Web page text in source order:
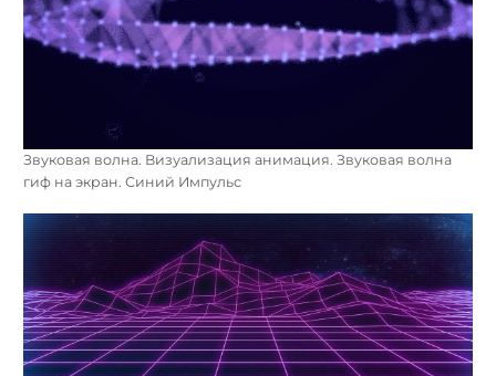
Звуковая волна. Визуализация анимация. Звуковая волна
гиф на экран. Синий Импульс